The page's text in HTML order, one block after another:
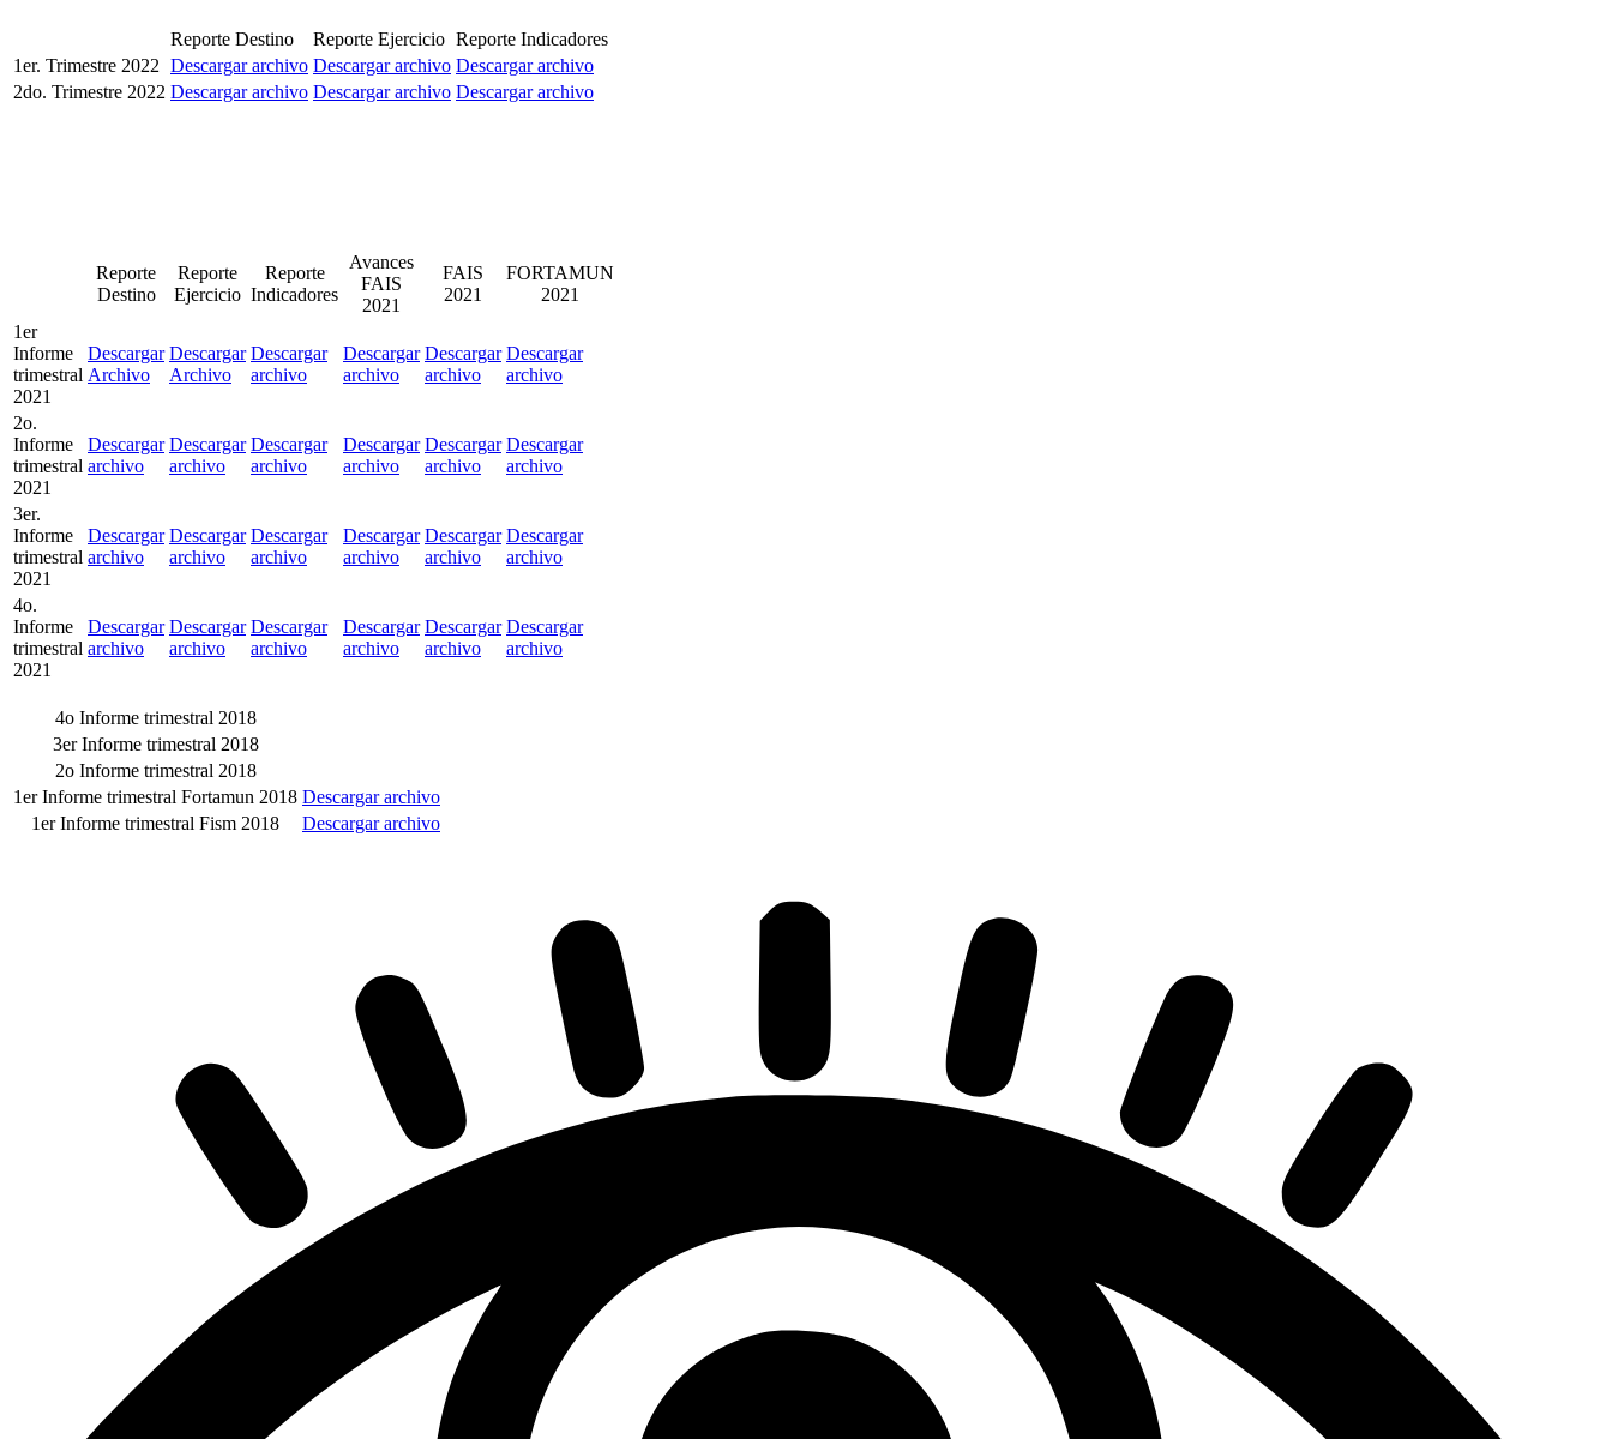
Reporte Destino Reporte Ejercicio Reporte Indicadores
1er. Trimestre 2022 Descargar archivo Descargar archivo Descargar archivo
2do. Trimestre 2022 Descargar archivo Descargar archivo Descargar archivo
Reporte
Destino
Reporte
Ejercicio
Reporte
Indicadores
Avances
FAIS
2021
FAIS
2021
FORTAMUN
2021
1er
Informe
trimestral
2021
Descargar
Archivo
Descargar
Archivo
Descargar
archivo
Descargar
archivo
Descargar
archivo
Descargar
archivo
2o.
Informe
trimestral
2021
Descargar
archivo
Descargar
archivo
Descargar
archivo
Descargar
archivo
Descargar
archivo
Descargar
archivo
3er.
Informe
trimestral
2021
Descargar
archivo
Descargar
archivo
Descargar
archivo
Descargar
archivo
Descargar
archivo
Descargar
archivo
4o.
Informe
trimestral
2021
Descargar
archivo
Descargar
archivo
Descargar
archivo
Descargar
archivo
Descargar
archivo
Descargar
archivo
4o Informe trimestral 2018
3er Informe trimestral 2018
2o Informe trimestral 2018
1er Informe trimestral Fortamun 2018 Descargar archivo
1er Informe trimestral Fism 2018
Descargar archivo